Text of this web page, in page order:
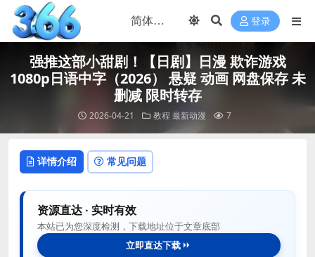
登录
强推这部小甜剧！【日剧】日漫 欺诈游戏
1080p日语中字（2026） 悬疑 动画 网盘保存 未
删减 限时转存
2026-04-21 教程 最新动漫 7
详情介绍 常见问题
资源直达 · 实时有效
本站已为您深度检测，下载地址位于文章底部
立即直达下载